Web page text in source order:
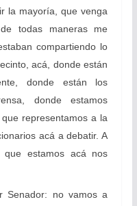
la mayoría, que venga
todas maneras me
compartiendo lo
acá, donde están
donde están los
donde estamos
representamos a la
acá a debatir. A
estamos acá nos
Senador: no vamos a